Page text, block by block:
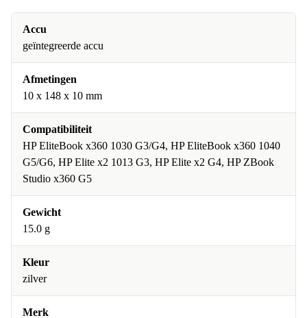
Accu
geïntegreerde accu
Afmetingen
10 x 148 x 10 mm
Compatibiliteit
HP EliteBook x360 1030 G3/G4, HP EliteBook x360 1040
G5/G6, HP Elite x2 1013 G3, HP Elite x2 G4, HP ZBook
Studio x360 G5
Gewicht
15.0 g
Kleur
zilver
Merk